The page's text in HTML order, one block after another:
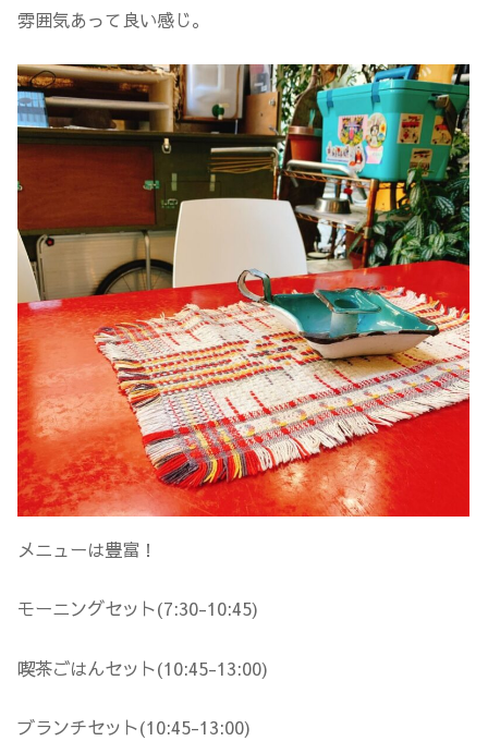
雰囲気あって良い感じ。
メニューは豊富！
モーニングセット(7:30-10:45)
喫茶ごはんセット(10:45-13:00)
ブランチセット(10:45-13:00)